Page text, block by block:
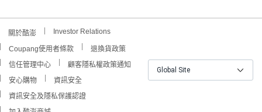
關於酷澎 Investor Relations
Coupang使用者條款
退換貨政策
信任管理中心
顧客隱私權政策通知
安心購物
資訊安全
資訊安全及隱私保護認證
Global Site